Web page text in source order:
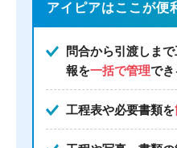
アイピアはここが便
問合から引渡しま
報を一括で管理でき
工程表や必要書類を